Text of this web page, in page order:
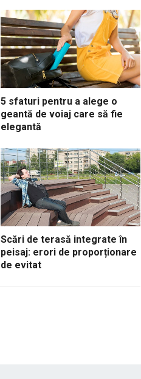
5 sfaturi pentru a alege o
geantă de voiaj care să fie
elegantă
Scări de terasă integrate în
peisaj: erori de proporționare
de evitat